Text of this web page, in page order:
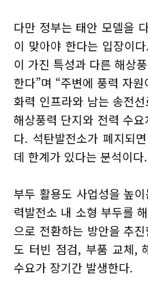
다만 정부는 태안 모델을
이 맞아야 한다는 입장이
이 가진 특성과 다른 해상
한다”며 “주변에 풍력 자
화력 인프라와 남는 송전
해상풍력 단지와 전력 수
다. 석탄발전소가 폐지되
데 한계가 있다는 분석이다.
부두 활용도 사업성을 높
력발전소 내 소형 부두를
으로 전환하는 방안을 추
도 터빈 점검, 부품 교체,
수요가 장기간 발생한다.